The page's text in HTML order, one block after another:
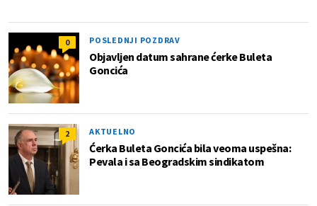
0 POSLEDNJI POZDRAV
Objavljen datum sahrane ćerke Buleta
Goncića
2 AKTUELNO
Ćerka Buleta Goncića bila veoma uspešna:
Pevala i sa Beogradskim sindikatom